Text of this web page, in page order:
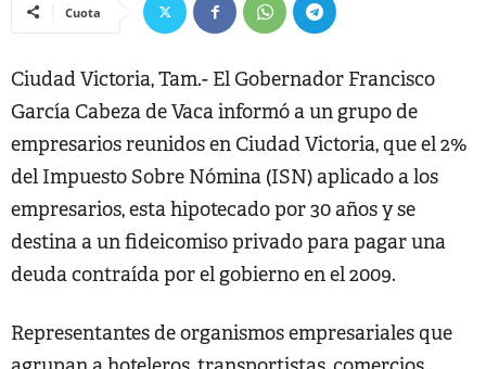
Cuota
Ciudad Victoria, Tam.- El Gobernador Francisco
García Cabeza de Vaca informó a un grupo de
empresarios reunidos en Ciudad Victoria, que el 2%
del Impuesto Sobre Nómina (ISN) aplicado a los
empresarios, esta hipotecado por 30 años y se
destina a un fideicomiso privado para pagar una
deuda contraída por el gobierno en el 2009.
Representantes de organismos empresariales que